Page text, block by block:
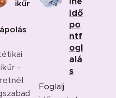
ikűr
-
Idő
po
ntf
ogl
alá
s
Foglalj